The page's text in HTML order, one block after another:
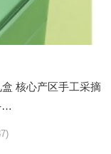
核心产区手工采摘
…